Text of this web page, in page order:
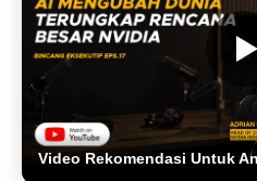
Video Rekomendasi Untuk